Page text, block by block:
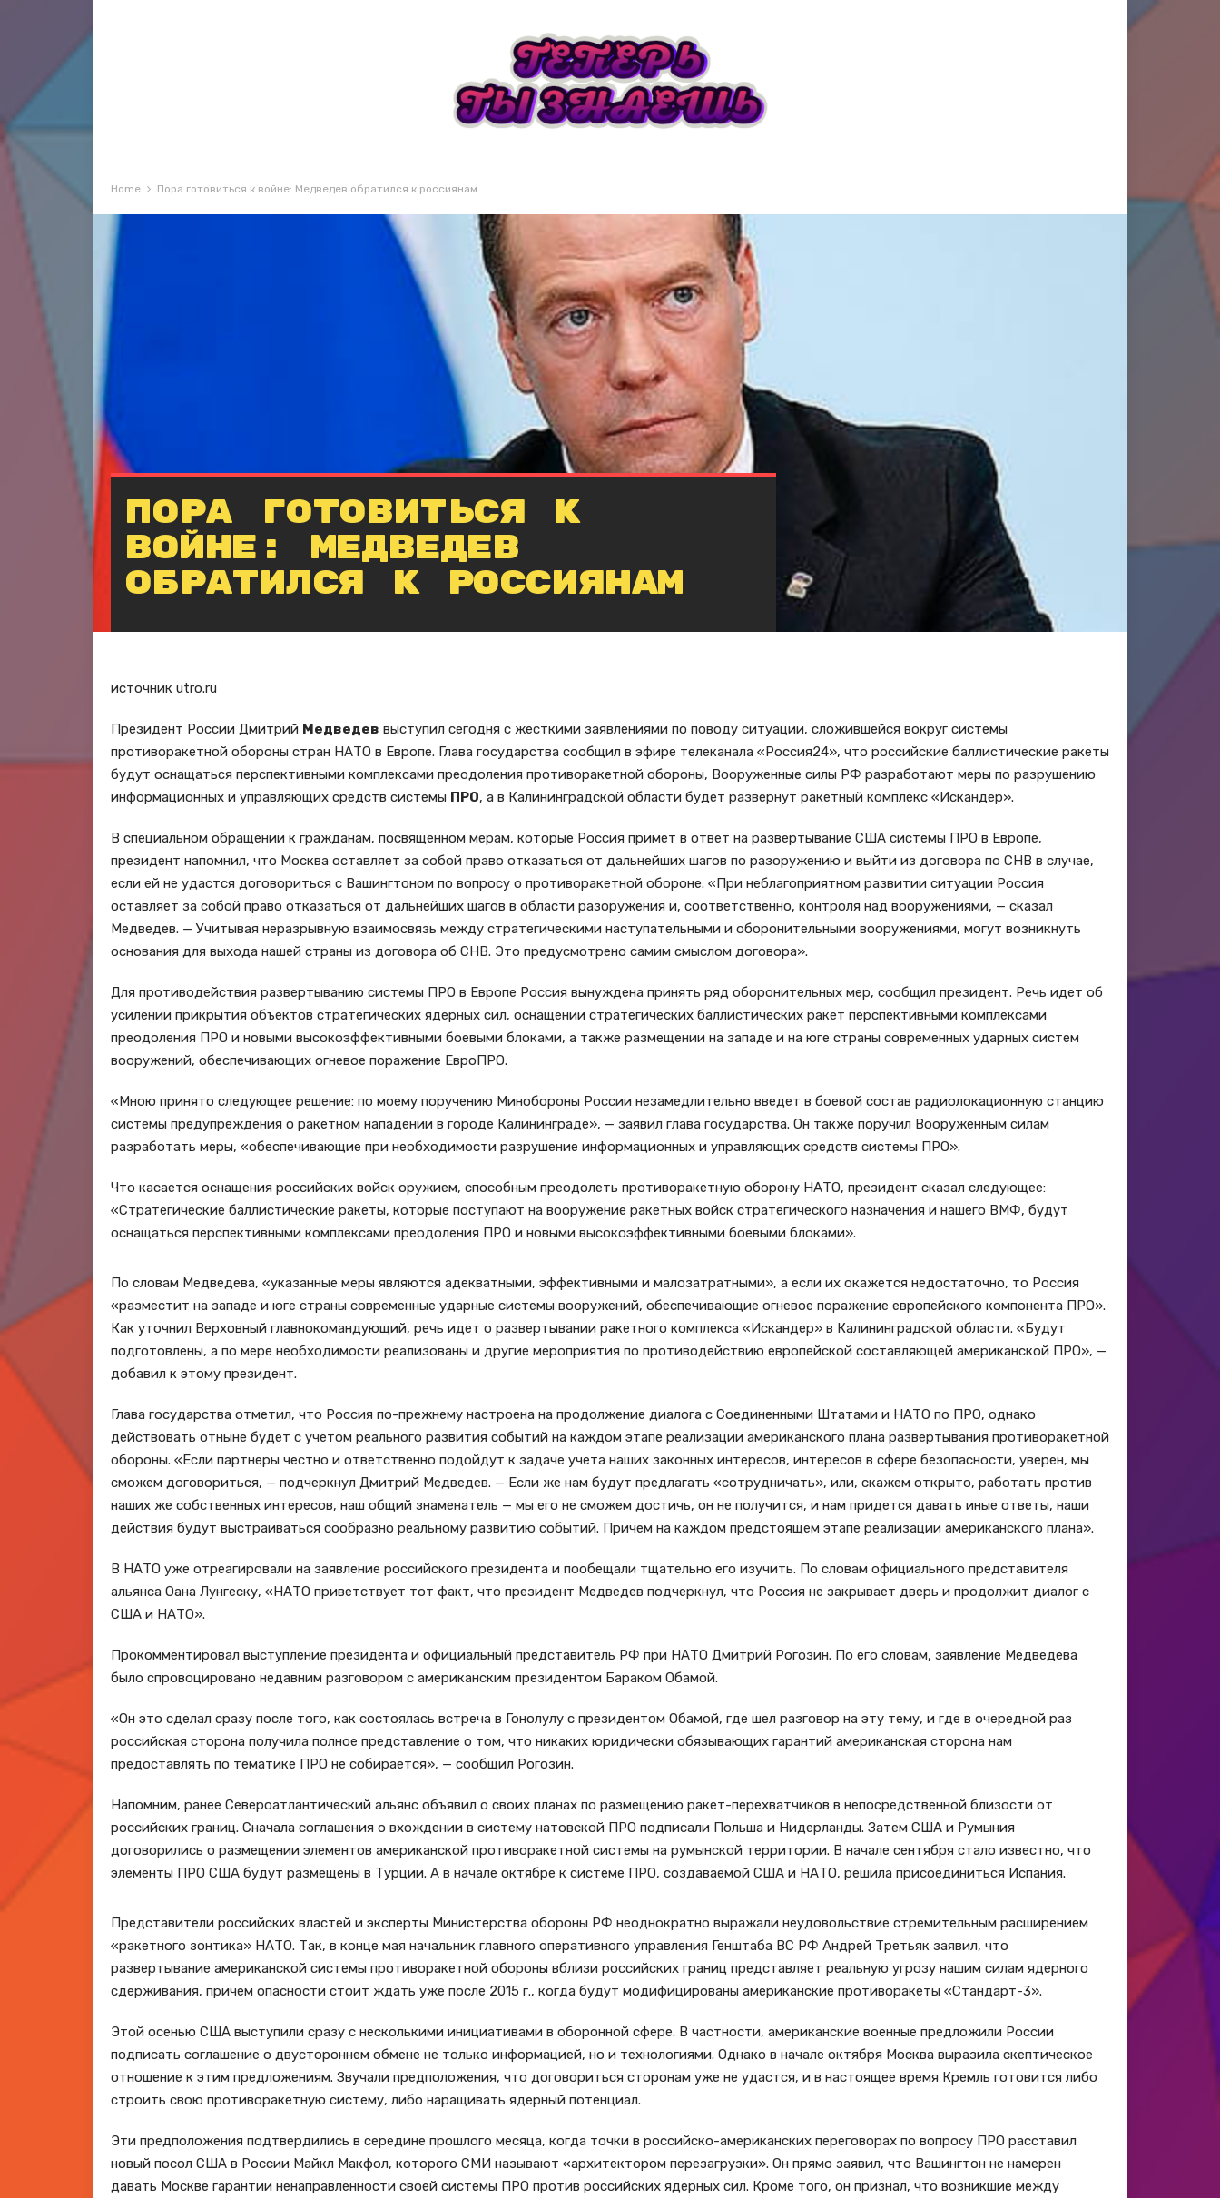
Home Пора готовиться к войне: Медведев обратился к россиянам
Пора готовиться к
войне: Медведев
обратился к россиянам
источник utro.ru
Президент России Дмитрий Медведев выступил сегодня с жесткими заявлениями по поводу ситуации, сложившейся вокруг системы
противоракетной обороны стран НАТО в Европе. Глава государства сообщил в эфире телеканала «Россия24», что российские баллистические ракеты
будут оснащаться перспективными комплексами преодоления противоракетной обороны, Вооруженные силы РФ разработают меры по разрушению
информационных и управляющих средств системы ПРО, а в Калининградской области будет развернут ракетный комплекс «Искандер».
В специальном обращении к гражданам, посвященном мерам, которые Россия примет в ответ на развертывание США системы ПРО в Европе,
президент напомнил, что Москва оставляет за собой право отказаться от дальнейших шагов по разоружению и выйти из договора по СНВ в случае,
если ей не удастся договориться с Вашингтоном по вопросу о противоракетной обороне. «При неблагоприятном развитии ситуации Россия
оставляет за собой право отказаться от дальнейших шагов в области разоружения и, соответственно, контроля над вооружениями, — сказал
Медведев. — Учитывая неразрывную взаимосвязь между стратегическими наступательными и оборонительными вооружениями, могут возникнуть
основания для выхода нашей страны из договора об СНВ. Это предусмотрено самим смыслом договора».
Для противодействия развертыванию системы ПРО в Европе Россия вынуждена принять ряд оборонительных мер, сообщил президент. Речь идет об
усилении прикрытия объектов стратегических ядерных сил, оснащении стратегических баллистических ракет перспективными комплексами
преодоления ПРО и новыми высокоэффективными боевыми блоками, а также размещении на западе и на юге страны современных ударных систем
вооружений, обеспечивающих огневое поражение ЕвроПРО.
«Мною принято следующее решение: по моему поручению Минобороны России незамедлительно введет в боевой состав радиолокационную станцию
системы предупреждения о ракетном нападении в городе Калининграде», — заявил глава государства. Он также поручил Вооруженным силам
разработать меры, «обеспечивающие при необходимости разрушение информационных и управляющих средств системы ПРО».
Что касается оснащения российских войск оружием, способным преодолеть противоракетную оборону НАТО, президент сказал следующее:
«Стратегические баллистические ракеты, которые поступают на вооружение ракетных войск стратегического назначения и нашего ВМФ, будут
оснащаться перспективными комплексами преодоления ПРО и новыми высокоэффективными боевыми блоками».
По словам Медведева, «указанные меры являются адекватными, эффективными и малозатратными», а если их окажется недостаточно, то Россия
«разместит на западе и юге страны современные ударные системы вооружений, обеспечивающие огневое поражение европейского компонента ПРО».
Как уточнил Верховный главнокомандующий, речь идет о развертывании ракетного комплекса «Искандер» в Калининградской области. «Будут
подготовлены, а по мере необходимости реализованы и другие мероприятия по противодействию европейской составляющей американской ПРО», —
добавил к этому президент.
Глава государства отметил, что Россия по-прежнему настроена на продолжение диалога с Соединенными Штатами и НАТО по ПРО, однако
действовать отныне будет с учетом реального развития событий на каждом этапе реализации американского плана развертывания противоракетной
обороны. «Если партнеры честно и ответственно подойдут к задаче учета наших законных интересов, интересов в сфере безопасности, уверен, мы
сможем договориться, — подчеркнул Дмитрий Медведев. — Если же нам будут предлагать «сотрудничать», или, скажем открыто, работать против
наших же собственных интересов, наш общий знаменатель — мы его не сможем достичь, он не получится, и нам придется давать иные ответы, наши
действия будут выстраиваться сообразно реальному развитию событий. Причем на каждом предстоящем этапе реализации американского плана».
В НАТО уже отреагировали на заявление российского президента и пообещали тщательно его изучить. По словам официального представителя
альянса Оана Лунгеску, «НАТО приветствует тот факт, что президент Медведев подчеркнул, что Россия не закрывает дверь и продолжит диалог с
США и НАТО».
Прокомментировал выступление президента и официальный представитель РФ при НАТО Дмитрий Рогозин. По его словам, заявление Медведева
было спровоцировано недавним разговором с американским президентом Бараком Обамой.
«Он это сделал сразу после того, как состоялась встреча в Гонолулу с президентом Обамой, где шел разговор на эту тему, и где в очередной раз
российская сторона получила полное представление о том, что никаких юридически обязывающих гарантий американская сторона нам
предоставлять по тематике ПРО не собирается», — сообщил Рогозин.
Напомним, ранее Североатлантический альянс объявил о своих планах по размещению ракет-перехватчиков в непосредственной близости от
российских границ. Сначала соглашения о вхождении в систему натовской ПРО подписали Польша и Нидерланды. Затем США и Румыния
договорились о размещении элементов американской противоракетной системы на румынской территории. В начале сентября стало известно, что
элементы ПРО США будут размещены в Турции. А в начале октябре к системе ПРО, создаваемой США и НАТО, решила присоединиться Испания.
Представители российских властей и эксперты Министерства обороны РФ неоднократно выражали неудовольствие стремительным расширением
«ракетного зонтика» НАТО. Так, в конце мая начальник главного оперативного управления Генштаба ВС РФ Андрей Третьяк заявил, что
развертывание американской системы противоракетной обороны вблизи российских границ представляет реальную угрозу нашим силам ядерного
сдерживания, причем опасности стоит ждать уже после 2015 г., когда будут модифицированы американские противоракеты «Стандарт-3».
Этой осенью США выступили сразу с несколькими инициативами в оборонной сфере. В частности, американские военные предложили России
подписать соглашение о двустороннем обмене не только информацией, но и технологиями. Однако в начале октября Москва выразила скептическое
отношение к этим предложениям. Звучали предположения, что договориться сторонам уже не удастся, и в настоящее время Кремль готовится либо
строить свою противоракетную систему, либо наращивать ядерный потенциал.
Эти предположения подтвердились в середине прошлого месяца, когда точки в российско-американских переговорах по вопросу ПРО расставил
новый посол США в России Майкл Макфол, которого СМИ называют «архитектором перезагрузки». Он прямо заявил, что Вашингтон не намерен
давать Москве гарантии ненаправленности своей системы ПРО против российских ядерных сил. Кроме того, он признал, что возникшие между